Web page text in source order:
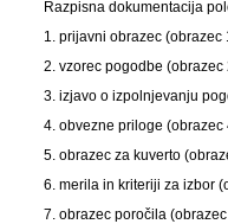
Razpisna dokumentacija
1. prijavni obrazec (obrazec
2. vzorec pogodbe (obrazec
3. izjavo o izpolnjevanju
4. obvezne priloge (obrazec
5. obrazec za kuverto
6. merila in kriteriji za izbor
7. obrazec poročila (obrazec